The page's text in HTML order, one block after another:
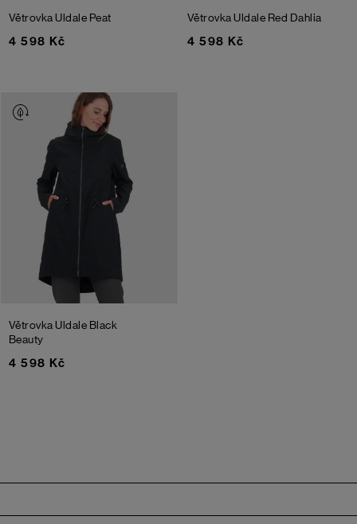
Větrovka Uldale Peat
4 598 Kč
Větrovka Uldale Red Dahlia
4 598 Kč
Větrovka Uldale Black
Beauty
4 598 Kč